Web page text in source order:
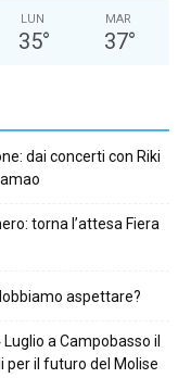
LUN
35°
MAR
37°
dai concerti con Riki
torna l’attesa Fiera
aspettare?
a Campobasso il
per il futuro del Molise